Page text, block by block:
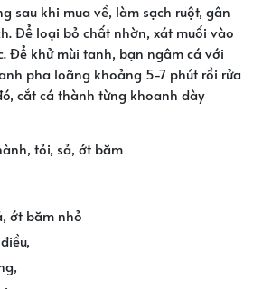
sau khi mua về, làm sạch ruột, gân
Để loại bỏ chất nhờn, xát muối vào
Để khử mùi tanh, bạn ngâm cá với
pha loãng khoảng 5-7 phút rồi rửa
cắt cá thành từng khoanh dày
tỏi, sả, ớt băm
ớt băm nhỏ